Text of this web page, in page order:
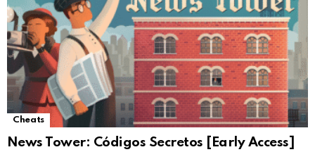
Cheats
News Tower: Códigos Secretos [Early Access]